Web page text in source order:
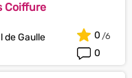
Coiffure
de Gaulle
0
0